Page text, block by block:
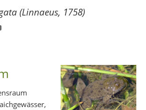
(Linnaeus, 1758)